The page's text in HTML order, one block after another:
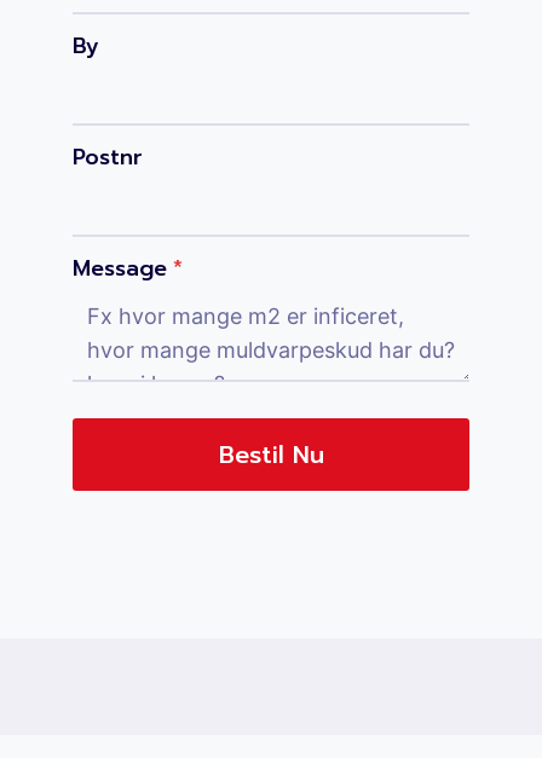
By
Postnr
Message*
Bestil Nu